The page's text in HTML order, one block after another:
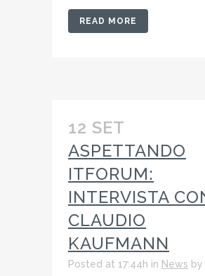
READ MORE
12 SET
ASPETTANDO
ITFORUM:
INTERVISTA
CLAUDIO
KAUFMANN
Posted at 17:44h in News by